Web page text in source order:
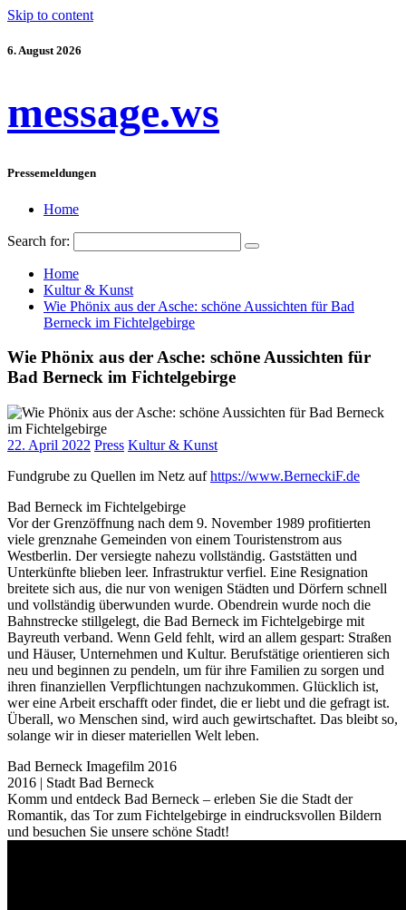
Skip to content
6. August 2026
message.ws
Pressemeldungen
Home
Search for:
Home
Kultur & Kunst
Wie Phönix aus der Asche: schöne Aussichten für Bad
Berneck im Fichtelgebirge
Wie Phönix aus der Asche: schöne Aussichten für
Bad Berneck im Fichtelgebirge
22. April 2022 Press Kultur & Kunst
Fundgrube zu Quellen im Netz aufhttps://www.BerneckiF.de
Bad Berneck im Fichtelgebirge
Vor der Grenzöffnung nach dem 9. November 1989 profitierten
viele grenznahe Gemeinden von einem Touristenstrom aus
Westberlin. Der versiegte nahezu vollständig. Gaststätten und
Unterkünfte blieben leer. Infrastruktur verfiel. Eine Resignation
breitete sich aus, die nur von wenigen Städten und Dörfern schnell
und vollständig überwunden wurde. Obendrein wurde noch die
Bahnstrecke stillgelegt, die Bad Berneck im Fichtelgebirge mit
Bayreuth verband. Wenn Geld fehlt, wird an allem gespart: Straßen
und Häuser, Unternehmen und Kultur. Berufstätige orientieren sich
neu und beginnen zu pendeln, um für ihre Familien zu sorgen und
ihren finanziellen Verpflichtungen nachzukommen. Glücklich ist,
wer eine Arbeit erschafft oder findet, die er liebt und die gefragt ist.
Überall, wo Menschen sind, wird auch gewirtschaftet. Das bleibt so,
solange wir in dieser materiellen Welt leben.
Bad Berneck Imagefilm 2016
2016 | Stadt Bad Berneck
Komm und entdeck Bad Berneck – erleben Sie die Stadt der
Romantik, das Tor zum Fichtelgebirge in eindrucksvollen Bildern
und besuchen Sie unsere schöne Stadt!